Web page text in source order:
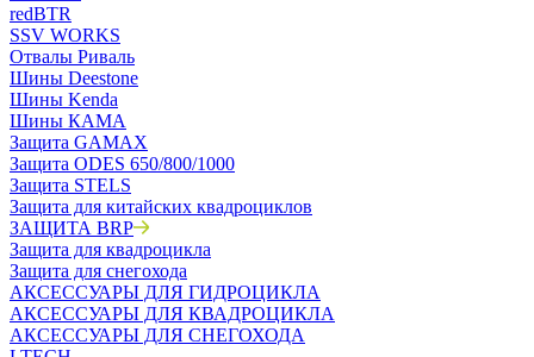
redBTR
SSV WORKS
Отвалы Риваль
Шины Deestone
Шины Kenda
Шины КАМА
Защита GAMAX
Защита ODES 650/800/1000
Защита STELS
Защита для китайских квадроциклов
ЗАЩИТА BRP
Защита для квадроцикла
Защита для снегохода
АКСЕССУАРЫ ДЛЯ ГИДРОЦИКЛА
АКСЕССУАРЫ ДЛЯ КВАДРОЦИКЛА
АКСЕССУАРЫ ДЛЯ СНЕГОХОДА